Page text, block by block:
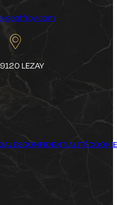
geoffroy.com
LEZAY
CONFIDENTIALITÉ